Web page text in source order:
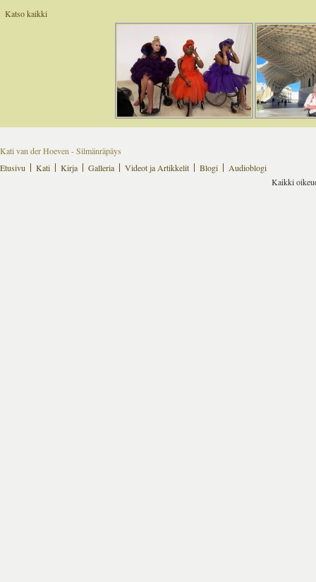
Katso kaikki
Kati van der Hoeven - Silmänräpäys
Etusivu
Kati Kirja Galleria Videot ja Artikkelit Blogi
Audioblogi
Kaikki